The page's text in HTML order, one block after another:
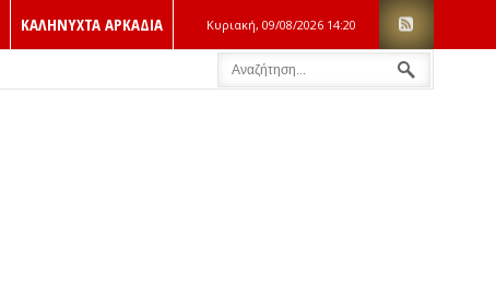
ΚΑΛΗΝΥΧΤΑ ΑΡΚΑΔΙΑ Κυριακή, 09/08/2026 14:20